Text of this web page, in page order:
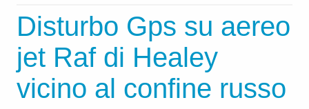
Disturbo Gps su aereo
jet Raf di Healey
vicino al confine russo